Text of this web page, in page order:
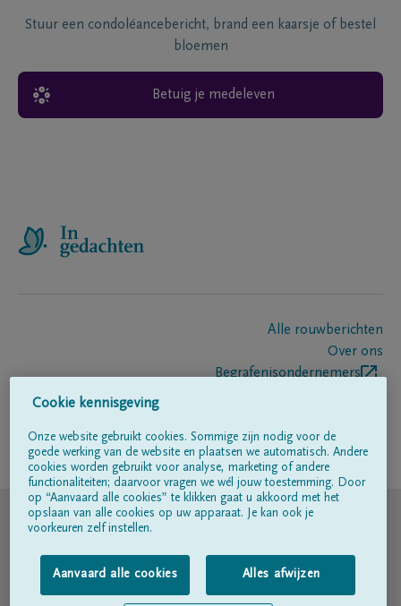
Stuur een condoléancebericht, brand een kaarsje of bestel
bloemen
Betuig je medeleven
Alle rouwberichten
Over ons
Begrafenisondernemers
Volg ons op
© DELA
Gebruiksvoorwaarden
Privacyverklaring
Cookie kennisgeving
Onze website gebruikt cookies. Sommige zijn nodig voor de
goede werking van de website en plaatsen we automatisch. Andere
cookies worden gebruikt voor analyse, marketing of andere
functionaliteiten; daarvoor vragen we wél jouw toestemming. Door
op “Aanvaard alle cookies” te klikken gaat u akkoord met het
opslaan van alle cookies op uw apparaat. Je kan ook je
voorkeuren zelf instellen.
Aanvaard alle cookies Alles afwijzen